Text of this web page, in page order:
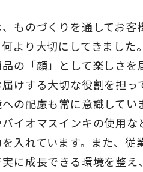
ものづくりを通してお客
より大切にしてきました
の「顔」として楽しさを
けする大切な役割を担っ
の配慮も常に意識してい
イオマスインキの使用な
入れています。また、従
に成長できる環境を整え